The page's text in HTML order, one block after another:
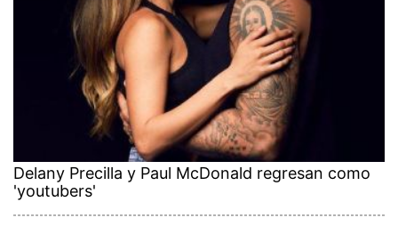
Delany Precilla y Paul McDonald regresan como
'youtubers'